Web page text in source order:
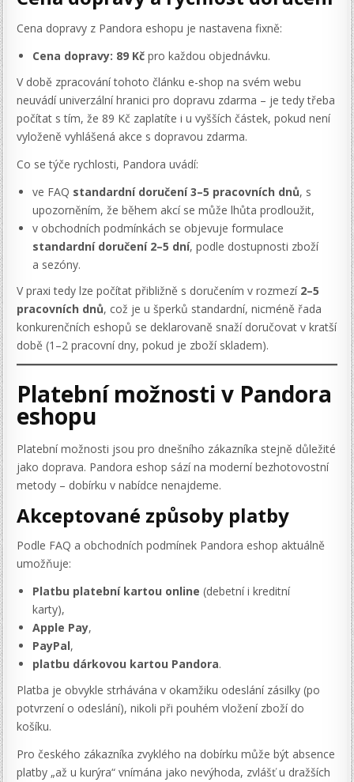
Cena dopravy z Pandora eshopu je nastavena fixně:
Cena dopravy: 89 Kč pro každou objednávku.
V době zpracování tohoto článku e-shop na svém webu
neuvádí univerzální hranici pro dopravu zdarma – je tedy třeba
počítat s tím, že 89 Kč zaplatíte i u vyšších částek, pokud není
vyloženě vyhlášená akce s dopravou zdarma.
Co se týče rychlosti, Pandora uvádí:
ve FAQ standardní doručení 3–5 pracovních dnů, s
upozorněním, že během akcí se může lhůta prodloužit,
v obchodních podmínkách se objevuje formulace
standardní doručení 2–5 dní, podle dostupnosti zboží
a sezóny.
V praxi tedy lze počítat přibližně s doručením v rozmezí 2–5
pracovních dnů, což je u šperků standardní, nicméně řada
konkurenčních eshopů se deklarovaně snaží doručovat v kratší
době (1–2 pracovní dny, pokud je zboží skladem).
Platební možnosti v Pandora
eshopu
Platební možnosti jsou pro dnešního zákazníka stejně důležité
jako doprava. Pandora eshop sází na moderní bezhotovostní
metody – dobírku v nabídce nenajdeme.
Akceptované způsoby platby
Podle FAQ a obchodních podmínek Pandora eshop aktuálně
umožňuje:
Platbu platební kartou online (debetní i kreditní
karty),
Apple Pay,
PayPal,
platbu dárkovou kartou Pandora.
Platba je obvykle strhávána v okamžiku odeslání zásilky (po
potvrzení o odeslání), nikoli při pouhém vložení zboží do
košíku.
Pro českého zákazníka zvyklého na dobírku může být absence
platby „až u kurýra“ vnímána jako nevýhoda, zvlášť u dražších